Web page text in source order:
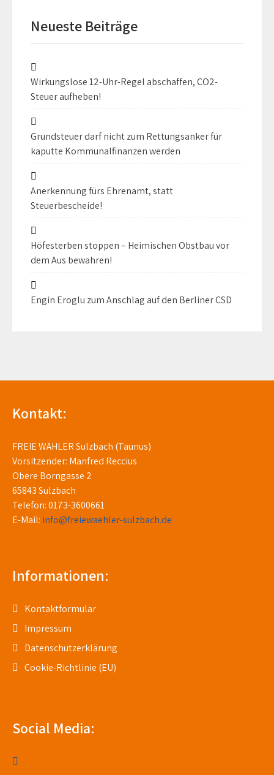
Neueste Beiträge
Wirkungslose 12-Uhr-Regel abschaffen, CO2-
Steuer aufheben!
Grundsteuer darf nicht zum Rettungsanker für
kaputte Kommunalfinanzen werden
Anerkennung fürs Ehrenamt, statt
Steuerbescheide!
Höfesterben stoppen – Heimischen Obstbau vor
dem Aus bewahren!
Engin Eroglu zum Anschlag auf den Berliner CSD
Kontakt:
FREIE WÄHLER Sulzbach (Taunus)
Vorsitzender: Manfred Reccius
Obere Borngasse 2
65843 Sulzbach
Telefon: 0173-3600661
E-Mail: info@freiewaehler-sulzbach.de
Informationen:
Kontaktformular
Impressum
Datenschutzerklärung
Cookie-Richtlinie (EU)
Social Media: